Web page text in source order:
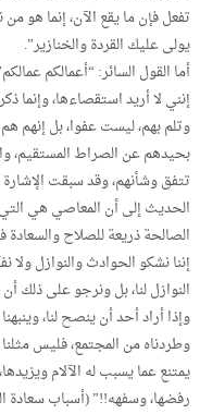
تفعل فإن ما يقع الآن، إنما هو
يولى عليك القردة والخنازير”.
أما القول السائر: “أعمالكم
إنني لا أريد استقصاءها، وإنما
وتلم بهم، ليست عفوا، بل إنهم هم
بحيدهم عن الصراط المستقيم،
تتفق وشأنهم، وقد سبقت
الحديث إلى أن المعاصي هي التي
الصالحة ذريعة للصلاح والسعادة
إننا نشكو الحوادث والنوازل ولا
النوازل لنا، بل ونرجو على ذلك
وإذا أراد أحد أن ينصح لنا،
وطردناه من المجتمع، فليس
يمتنع عما يسبب له الآلام
رفضها، وسفهه!!” (أسباب سعادة المسلمين